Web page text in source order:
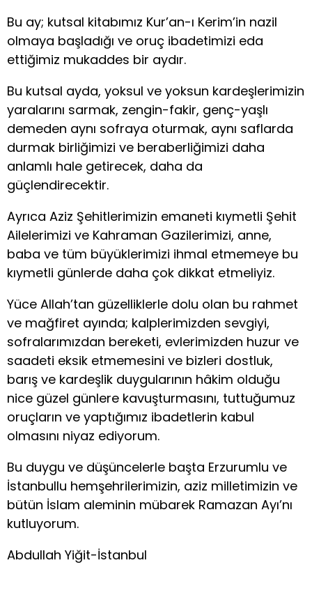
Bu ay; kutsal kitabımız Kur’an-ı Kerim’in nazil
olmaya başladığı ve oruç ibadetimizi eda
ettiğimiz mukaddes bir aydır.
Bu kutsal ayda, yoksul ve yoksun kardeşlerimizin
yaralarını sarmak, zengin-fakir, genç-yaşlı
demeden aynı sofraya oturmak, aynı saflarda
durmak birliğimizi ve beraberliğimizi daha
anlamlı hale getirecek, daha da
güçlendirecektir.
Ayrıca Aziz Şehitlerimizin emaneti kıymetli Şehit
Ailelerimizi ve Kahraman Gazilerimizi, anne,
baba ve tüm büyüklerimizi ihmal etmemeye bu
kıymetli günlerde daha çok dikkat etmeliyiz.
Yüce Allah’tan güzelliklerle dolu olan bu rahmet
ve mağfiret ayında; kalplerimizden sevgiyi,
sofralarımızdan bereketi, evlerimizden huzur ve
saadeti eksik etmemesini ve bizleri dostluk,
barış ve kardeşlik duygularının hâkim olduğu
nice güzel günlere kavuşturmasını, tuttuğumuz
oruçların ve yaptığımız ibadetlerin kabul
olmasını niyaz ediyorum.
Bu duygu ve düşüncelerle başta Erzurumlu ve
İstanbullu hemşehrilerimizin, aziz milletimizin ve
bütün İslam aleminin mübarek Ramazan Ayı’nı
kutluyorum.
Abdullah Yiğit-İstanbul